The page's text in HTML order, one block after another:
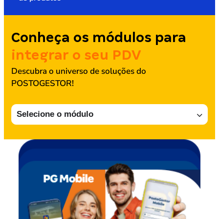
Conheça os módulos para
integrar o seu PDV
Descubra o universo de soluções do
POSTOGESTOR!
Selecione o módulo